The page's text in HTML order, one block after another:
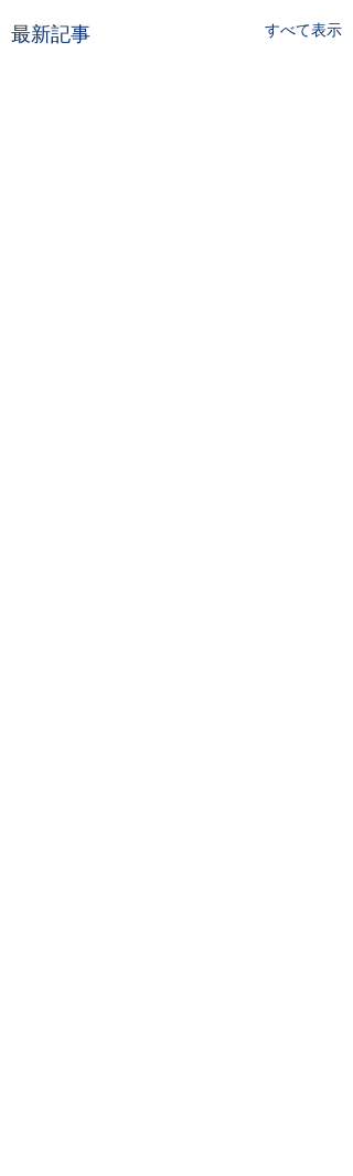
最新記事 すべて表示